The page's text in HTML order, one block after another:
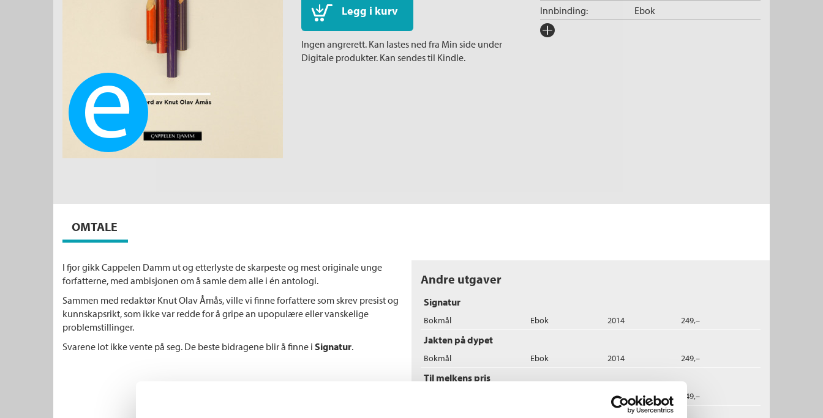
Ebok
Legg i kurv
Ingen angrerett. Kan lastes ned fra Min side under
Digitale produkter. Kan sendes til Kindle.
Innbinding: Ebok
Forlag:
OMTALE
I fjor gikk Cappelen Damm ut og etterlyste de skarpeste og mest originale unge
forfatterne, med ambisjonen om å samle dem alle i én antologi.
Sammen med redaktør Knut Olav Åmås, ville vi finne forfattere som skrev presist og
kunnskapsrikt, som ikke var redde for å gripe an upopulære eller vanskelige
problemstillinger.
Svarene lot ikke vente på seg. De beste bidragene blir å finne i Signatur.
Andre utgaver
Signatur
Bokmål Ebok 2014 249,–
Jakten på dypet
Bokmål Ebok 2014 249,–
Til melkens pris
2014 249,–